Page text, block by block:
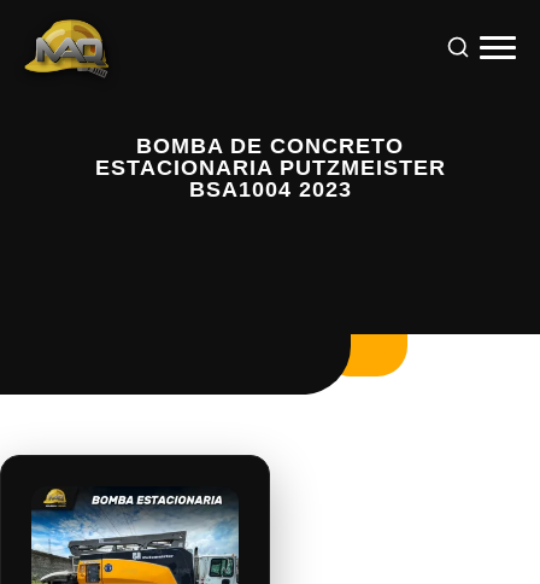
BOMBA DE CONCRETO
ESTACIONARIA PUTZMEISTER
BSA1004 2023